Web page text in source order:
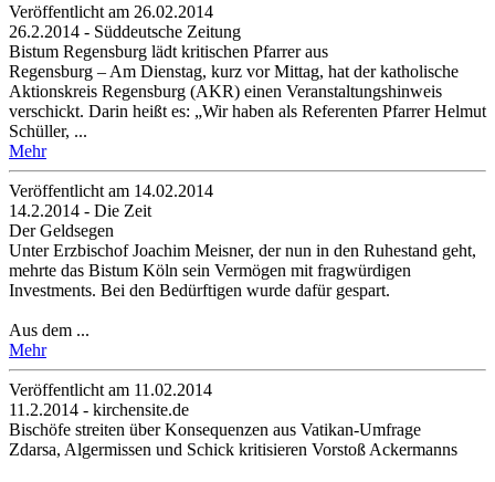
Veröffentlicht am 26­.02.2014
26.2.2014 - Süddeutsche Zeitung
Bistum Regensburg lädt kritischen Pfarrer aus
Regensburg – Am Dienstag, kurz vor Mittag, hat der katholische
Aktionskreis Regensburg (AKR) einen Veranstaltungshinweis
verschickt. Darin heißt es: „Wir haben als Referenten Pfarrer Helmut
Schüller, ...
Mehr
Veröffentlicht am 14­.02.2014
14.2.2014 - Die Zeit
Der Geldsegen
Unter Erzbischof Joachim Meisner, der nun in den Ruhestand geht,
mehrte das Bistum Köln sein Vermögen mit fragwürdigen
Investments. Bei den Bedürftigen wurde dafür gespart.
Aus dem ...
Mehr
Veröffentlicht am 11­.02.2014
11.2.2014 - kirchensite.de
Bischöfe streiten über Konsequenzen aus Vatikan-Umfrage
Zdarsa, Algermissen und Schick kritisieren Vorstoß Ackermanns